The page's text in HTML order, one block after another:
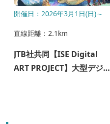
開催日：2026年3月1日(日)～
直線距離：2.1km
JTB社共同【ISE Digital
ART PROJECT】大型デジタ